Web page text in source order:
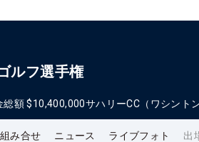
ルフ選手権
総額 $10,400,000サハリーCC（ワシント
組み合せ ニュース ライブフォト 出